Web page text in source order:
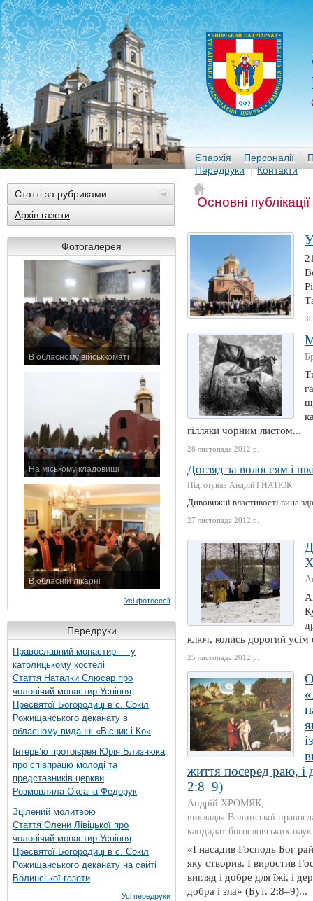
Єпархія Персоналії
Передруки
Контакти
Статті за рубриками
Архів газети
Фотогалерея
В обласному військкоматі
На міському кладовищі
В обласній лікарні
Усі фотосесії
Передруки
Православний монастир — у
католицькому костелі
Стаття Наталки Слюсар про
чоловічий монастир Успіння
Пресвятої Богородиці в с. Сокіл
Рожищанського деканату в
обласному виданні «Вісник і Ко»
Інтерв’ю протоієрея Юрія Близнюка
про співпрацю молоді та
представників церкви
Розмовляла Оксана Федорук
Зцілений молитвою
Стаття Олени Лівіцької про
чоловічий монастир Успіння
Пресвятої Богородиці в с. Сокіл
Рожищанського деканату на сайті
Волинської газети
Усі передруки
Основні
гілляки чорним листом...
28 листопада 2012 р.
Догляд за волоссям і
Підготував Андрій ГНАТЮК
Дивовижні властивості вина
27 листопада 2012 р.
ключ, колись дорогий усім
25 листопада 2012 р.
життя посеред раю, і
2:8–9)
Андрій ХРОМЯК,
викладач Волинської
кандидат богословських наук
«І насадив Господь Бог
яку створив. І виростив
вигляд і добре для їжі, і
добра і зла» (Бут. 2:8–9)...